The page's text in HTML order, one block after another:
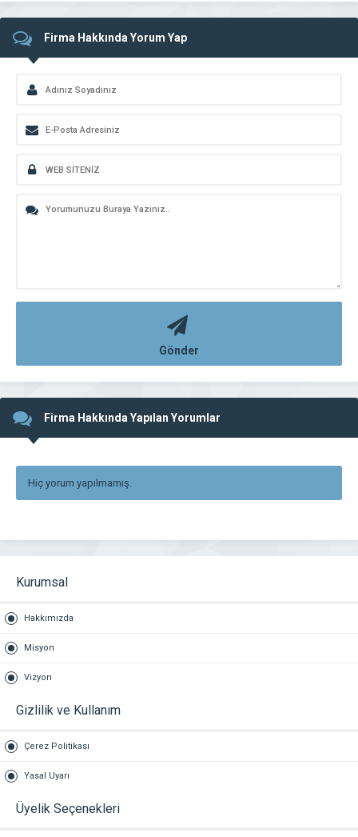
Firma Hakkında Yorum Yap
Gönder
Firma Hakkında Yapılan Yorumlar
Hiç yorum yapılmamış.
Kurumsal
Hakkımızda
Misyon
Vizyon
Gizlilik ve Kullanım
Çerez Politikası
Yasal Uyarı
Üyelik Seçenekleri